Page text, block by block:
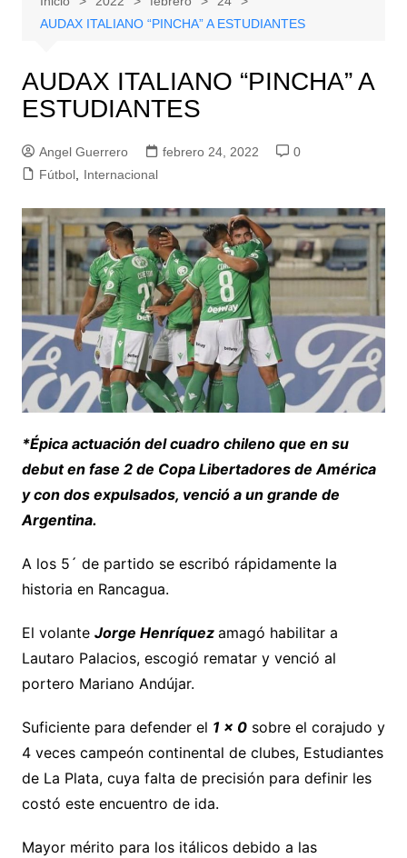
AUDAX ITALIANO “PINCHA” A ESTUDIANTES
AUDAX ITALIANO “PINCHA” A
ESTUDIANTES
Angel Guerrero febrero 24, 2022
0
Fútbol, Internacional
*Épica actuación del cuadro chileno que en su
debut en fase 2 de Copa Libertadores de América
y con dos expulsados, venció a un grande de
Argentina.
A los 5´ de partido se escribó rápidamente la
historia en Rancagua.
El volante Jorge Henríquez amagó habilitar a
Lautaro Palacios, escogió rematar y venció al
portero Mariano Andújar.
Suficiente para defender el 1 x 0sobre el corajudo y
4 veces campeón continental de clubes, Estudiantes
de La Plata, cuya falta de precisión para definir les
costó este encuentro de ida.
Mayor mérito para los itálicos debido a las